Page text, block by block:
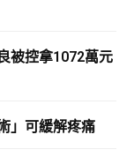
被控拿1072萬元
」可緩解疼痛